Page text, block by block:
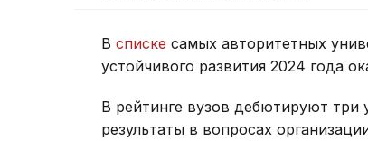
В списке самых авторитетных
устойчивого развития 2024 года
В рейтинге вузов дебютируют три
результаты в вопросах